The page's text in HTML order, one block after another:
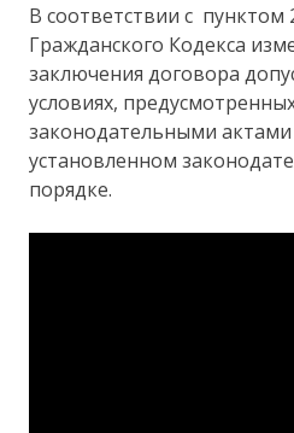
В соответствии с пунктом
Гражданского Кодекса
заключения договора
условиях,
законодательными
установленном
порядке.